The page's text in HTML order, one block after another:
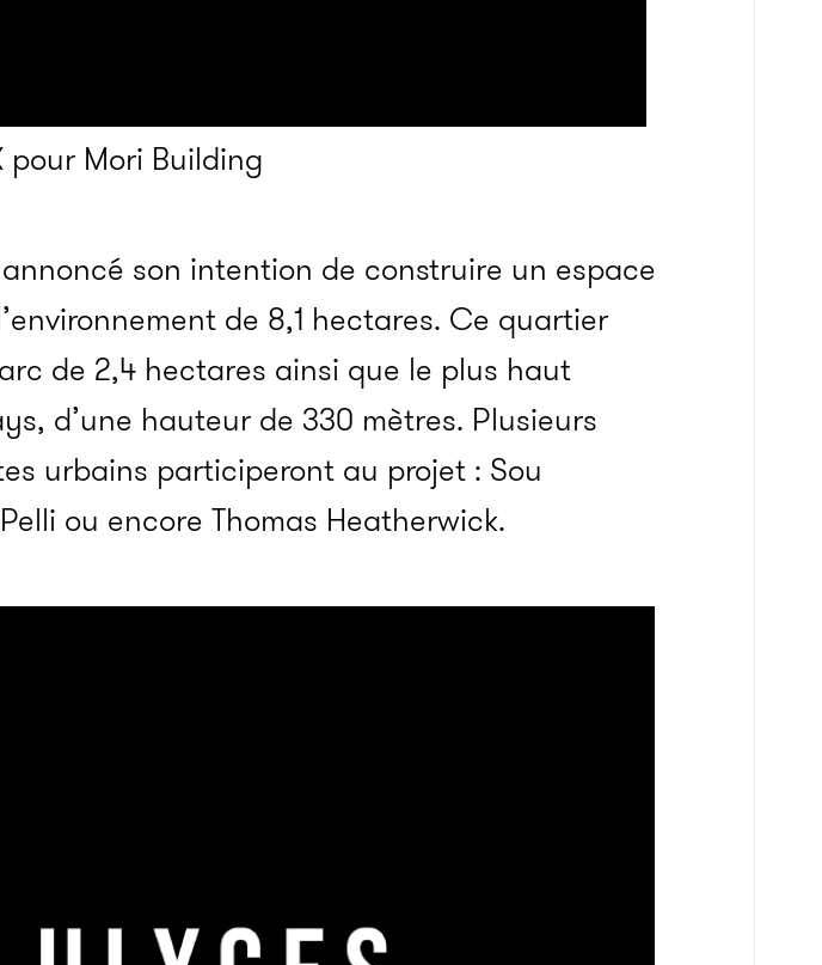
pour Mori Building
son intention de construire un espace
de 8,1 hectares. Ce quartier
de 2,4 hectares ainsi que le plus haut
d’une hauteur de 330 mètres. Plusieurs
urbains participeront au projet : Sou
ou encore Thomas Heatherwick.